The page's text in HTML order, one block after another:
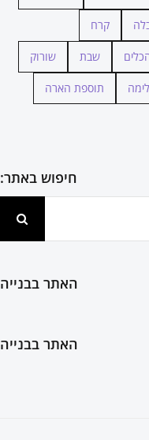
קרח
שבת שורוק
תוספת הארה
חיפוש באתר:
האתר בבנייה
האתר בבנייה